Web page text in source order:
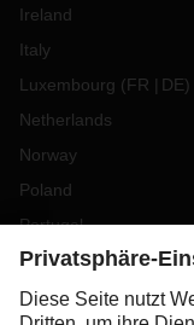
Ireland
Italy
Luxembourg (FR DE)
Netherlands
Norway
Poland
Portugal
Romania
Slovakia